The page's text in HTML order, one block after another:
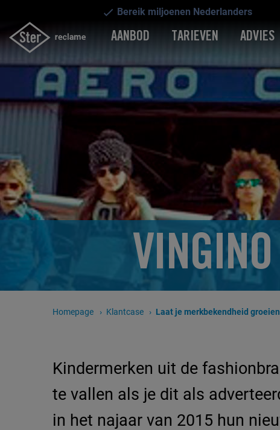
Bereik miljoenen Nederlanders
AANBOD TARIEVEN ADVIES
VINGINO
Homepage Klantcase Huidige pagina:
Laat je merkbekendheid groeien: zet
Kindermerken uit de
te vallen als je dit als
in het najaar van 2015 hun